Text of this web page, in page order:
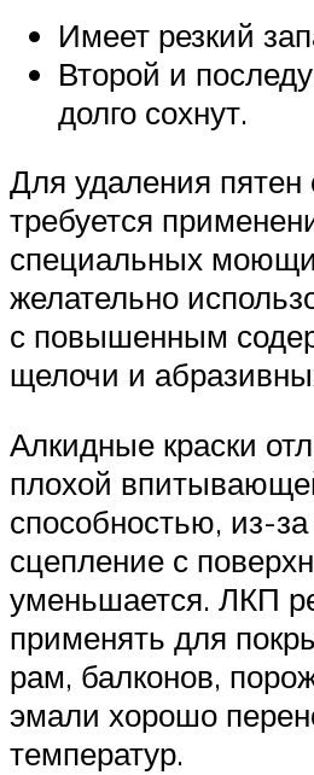
Имеет резкий
Второй и
долго сохнут.
Для удаления пятен
требуется
специальных
желательно
с повышенным
щелочи и
Алкидные краски
плохой
способностью, из-за
сцепление с
уменьшается. ЛКП
применять для
рам, балконов,
эмали хорошо
температур.